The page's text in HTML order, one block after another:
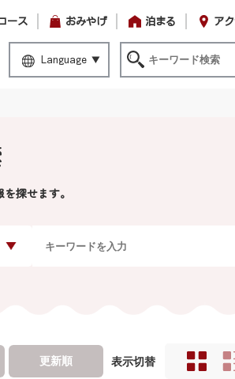
ース おみやげ 泊まる ア
Language
探せます。
更新順 表示切替